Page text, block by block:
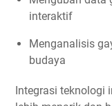
interaktif
Menganalisis
budaya
Integrasi teknologi